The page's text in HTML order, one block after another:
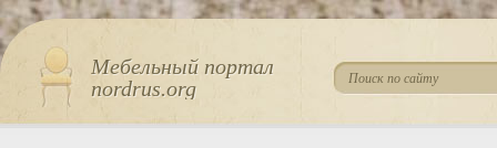
Мебельный портал
nordrus.org